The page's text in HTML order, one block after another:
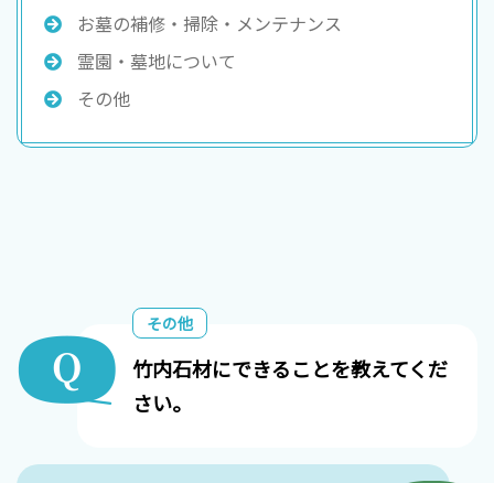
お墓の補修・掃除・メンテナンス
霊園・墓地について
その他
竹内石材にできることを教えてくだ
さい。
その他